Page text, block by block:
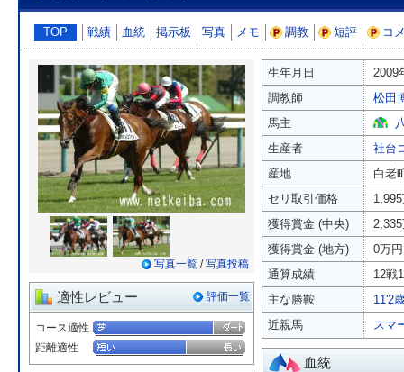
TOP 戦績 血統 掲示板 写真 メモ 調教 短評 コ
写真一覧 /写真投稿
適性レビュー 評価一覧
コース適性
距離適性
生年月日
2009
調教師
松田
馬主
生産者
社台
産地
白老
セリ取引価格
獲得賞金 (中央)
獲得賞金 (地方)
0万円
通算成績
12戦
主な勝鞍
11'2
近親馬
スマ
血統